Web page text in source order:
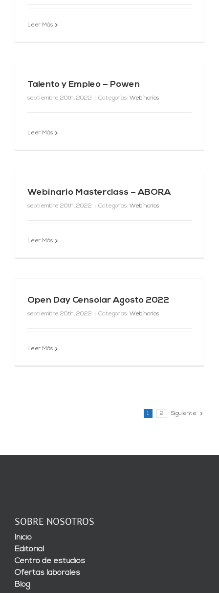
Leer Más
Talento y Empleo – Powen
septiembre 20th, 2022 Categorías: Webinarios
Leer Más
Webinario Masterclass – ABORA
septiembre 20th, 2022 Categorías: Webinarios
Leer Más
Open Day Censolar Agosto 2022
septiembre 20th, 2022 Categorías: Webinarios
Leer Más
1 2 Siguiente
SOBRE NOSOTROS
Inicio
Editorial
Centro de estudios
Ofertas laborales
Blog